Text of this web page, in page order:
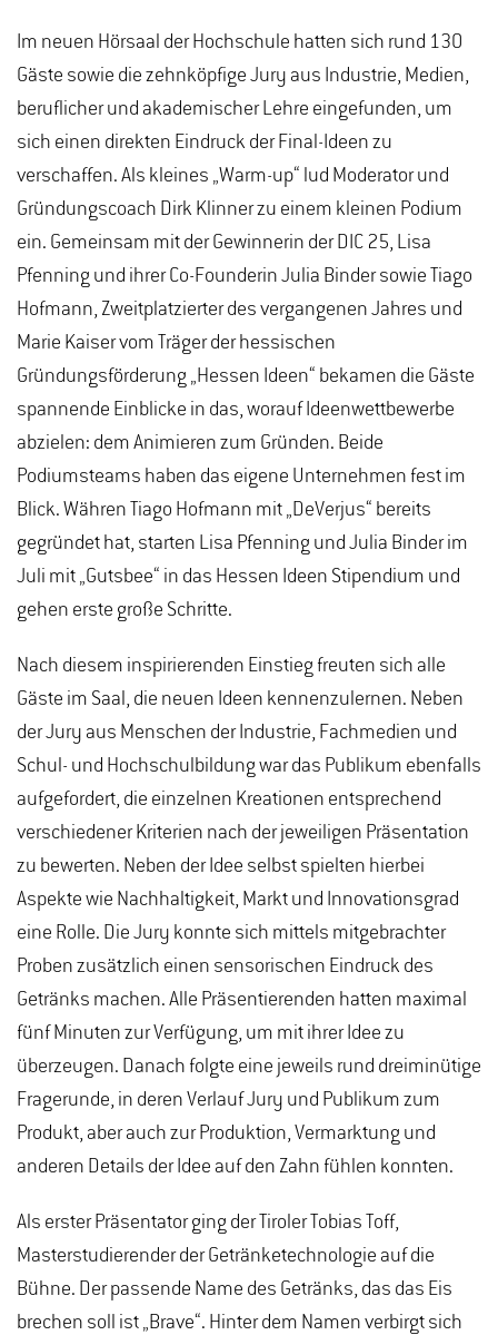
Im neuen Hörsaal der Hochschule hatten sich rund 130
Gäste sowie die zehnköpfige Jury aus Industrie, Medien,
beruflicher und akademischer Lehre eingefunden, um
sich einen direkten Eindruck der Final-Ideen zu
verschaffen. Als kleines „Warm-up“ lud Moderator und
Gründungscoach Dirk Klinner zu einem kleinen Podium
ein. Gemeinsam mit der Gewinnerin der DIC 25, Lisa
Pfenning und ihrer Co-Founderin Julia Binder sowie Tiago
Hofmann, Zweitplatzierter des vergangenen Jahres und
Marie Kaiser vom Träger der hessischen
Gründungsförderung „Hessen Ideen“ bekamen die Gäste
spannende Einblicke in das, worauf Ideenwettbewerbe
abzielen: dem Animieren zum Gründen. Beide
Podiumsteams haben das eigene Unternehmen fest im
Blick. Währen Tiago Hofmann mit „DeVerjus“ bereits
gegründet hat, starten Lisa Pfenning und Julia Binder im
Juli mit „Gutsbee“ in das Hessen Ideen Stipendium und
gehen erste große Schritte.
Nach diesem inspirierenden Einstieg freuten sich alle
Gäste im Saal, die neuen Ideen kennenzulernen. Neben
der Jury aus Menschen der Industrie, Fachmedien und
Schul- und Hochschulbildung war das Publikum ebenfalls
aufgefordert, die einzelnen Kreationen entsprechend
verschiedener Kriterien nach der jeweiligen Präsentation
zu bewerten. Neben der Idee selbst spielten hierbei
Aspekte wie Nachhaltigkeit, Markt und Innovationsgrad
eine Rolle. Die Jury konnte sich mittels mitgebrachter
Proben zusätzlich einen sensorischen Eindruck des
Getränks machen. Alle Präsentierenden hatten maximal
fünf Minuten zur Verfügung, um mit ihrer Idee zu
überzeugen. Danach folgte eine jeweils rund dreiminütige
Fragerunde, in deren Verlauf Jury und Publikum zum
Produkt, aber auch zur Produktion, Vermarktung und
anderen Details der Idee auf den Zahn fühlen konnten.
Als erster Präsentator ging der Tiroler Tobias Toff,
Masterstudierender der Getränketechnologie auf die
Bühne. Der passende Name des Getränks, das das Eis
brechen soll ist „Brave“. Hinter dem Namen verbirgt sich